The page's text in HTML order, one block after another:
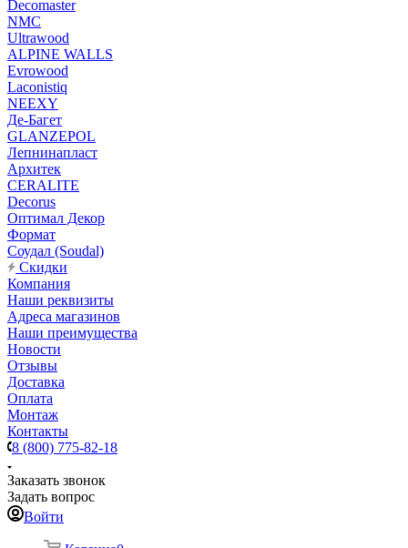
Decomaster
NMС
Ultrawood
ALPINE WALLS
Evrowood
Laconistiq
NEEXY
Де-Багет
GLANZEPOL
Лепнинапласт
Архитек
CERALITE
Decorus
Оптимал Декор
Формат
Соудал (Soudal)
Скидки
Компания
Наши реквизиты
Адреса магазинов
Наши преимущества
Новости
Отзывы
Доставка
Оплата
Монтаж
Контакты
8 (800) 775-82-18
Заказать звонок
Задать вопрос
Войти